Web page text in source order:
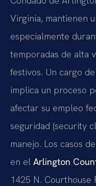
Virginia, mantienen
especialmente
temporadas de alta
festivos. Un cargo
implica un proceso
afectar su empleo
seguridad (security
manejo. Los casos
en el Arlington
1425 N. Courthouse